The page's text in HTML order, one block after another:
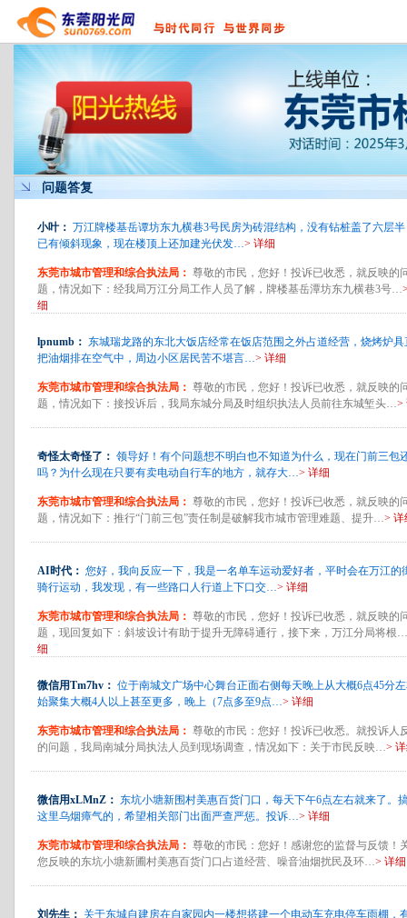
问题答复
小叶： 万江牌楼基岳谭坊东九横巷3号民房为砖混结构，没有钻桩盖了六层
已有倾斜现象，现在楼顶上还加建光伏发…> 详细
东莞市城市管理和综合执法局： 尊敬的市民，您好！投诉已收悉，就反映的
题，情况如下：经我局万江分局工作人员了解，牌楼基岳潭坊东九横巷3号…
细
lpnumb： 东城瑞龙路的东北大饭店经常在饭店范围之外占道经营，烧烤炉具
把油烟排在空气中，周边小区居民苦不堪言…> 详细
东莞市城市管理和综合执法局： 尊敬的市民，您好！投诉已收悉，就反映的
题，情况如下：接投诉后，我局东城分局及时组织执法人员前往东城堑头…>
奇怪太奇怪了： 领导好！有个问题想不明白也不知道为什么，现在门前三包
吗？为什么现在只要有卖电动自行车的地方，就存大…> 详细
东莞市城市管理和综合执法局： 尊敬的市民，您好！投诉已收悉，就反映的
题，情况如下：推行“门前三包”责任制是破解我市城市管理难题、提升…> 详
AI时代： 您好，我向反应一下，我是一名单车运动爱好者，平时会在万江的
骑行运动，我发现，有一些路口人行道上下口交…> 详细
东莞市城市管理和综合执法局： 尊敬的市民，您好！投诉已收悉，就反映的
题，现回复如下：斜坡设计有助于提升无障碍通行，接下来，万江分局将根…
细
微信用Tm7hv： 位于南城文广场中心舞台正面右侧每天晚上从大概6点45分
始聚集大概4人以上甚至更多，晚上（7点多至9点…> 详细
东莞市城市管理和综合执法局： 尊敬的市民：您好！投诉已收悉。就投诉人
的问题，我局南城分局执法人员到现场调查，情况如下：关于市民反映…>
微信用xLMnZ： 东坑小塘新围村美惠百货门口，每天下午6点左右就来了。
这里乌烟瘴气的，希望相关部门出面严查严惩。投诉…> 详细
东莞市城市管理和综合执法局： 尊敬的市民：您好！感谢您的监督与反馈！
您反映的东坑小塘新圃村美惠百货门口占道经营、噪音油烟扰民及环…> 详细
刘先生： 关于东城自建房在自家园内一楼想搭建一个电动车充电停车雨棚，